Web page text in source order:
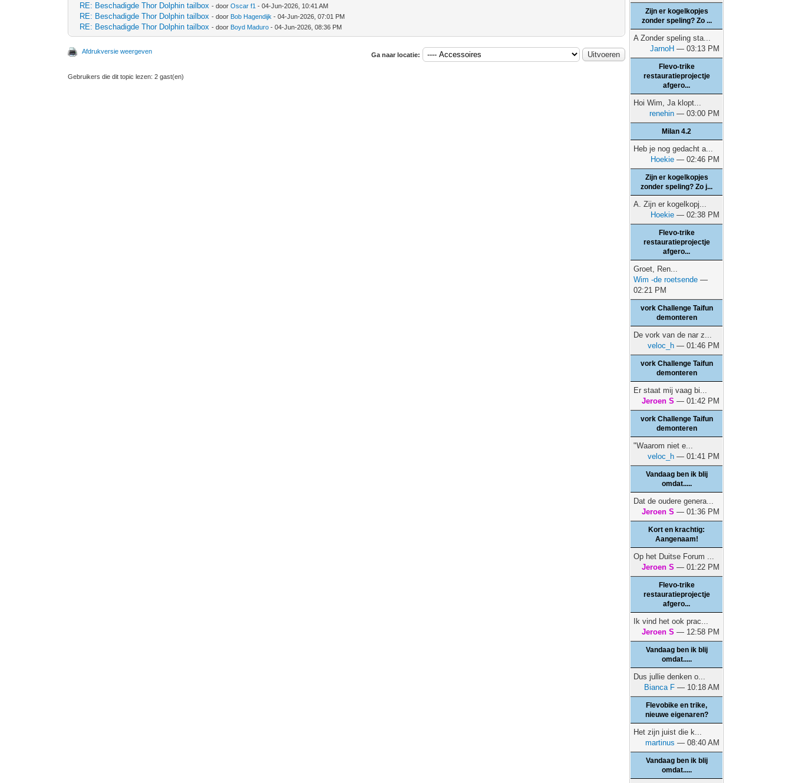
RE: Beschadigde Thor Dolphin tailbox - doorOscar f1 - 04-Jun-2026, 10:41 AM
RE: Beschadigde Thor Dolphin tailbox - door Bob Hagendijk - 04-Jun-2026, 07:01 PM
RE: Beschadigde Thor Dolphin tailbox - door Boyd Maduro - 04-Jun-2026, 08:36 PM
Afdrukversie weergeven Ga naar locatie:
Gebruikers die dit topic lezen: 2 gast(en)
Zijn er kogelkopjes
zonder speling? Zo ...
A Zonder speling sta...
JarnoH — 03:13 PM
Flevo-trike
restauratieprojectje
afgero...
Hoi Wim, Ja klopt...
renehin — 03:00 PM
Milan 4.2
Heb je nog gedacht a...
Hoekie — 02:46 PM
Zijn er kogelkopjes
zonder speling? Zo j...
A. Zijn er kogelkopj...
Hoekie — 02:38 PM
Flevo-trike
restauratieprojectje
afgero...
Groet, Ren...
Wim -de roetsende —
02:21 PM
vork Challenge Taifun
demonteren
De vork van de nar z...
veloc_h — 01:46 PM
vork Challenge Taifun
demonteren
Er staat mij vaag bi...
Jeroen S — 01:42 PM
vork Challenge Taifun
demonteren
"Waarom niet e...
veloc_h — 01:41 PM
Vandaag ben ik blij
omdat.....
Dat de oudere genera...
Jeroen S — 01:36 PM
Kort en krachtig:
Aangenaam!
Op het Duitse Forum ...
Jeroen S — 01:22 PM
Flevo-trike
restauratieprojectje
afgero...
Ik vind het ook prac...
Jeroen S — 12:58 PM
Vandaag ben ik blij
omdat.....
Dus jullie denken o...
Bianca F — 10:18 AM
Flevobike en trike,
nieuwe eigenaren?
Het zijn juist die k...
martinus — 08:40 AM
Vandaag ben ik blij
omdat.....